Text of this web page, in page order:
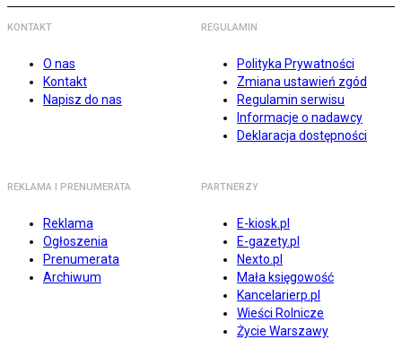
KONTAKT
O nas
Kontakt
Napisz do nas
REGULAMIN
Polityka Prywatności
Zmiana ustawień zgód
Regulamin serwisu
Informacje o nadawcy
Deklaracja dostępności
REKLAMA I PRENUMERATA
Reklama
Ogłoszenia
Prenumerata
Archiwum
PARTNERZY
E-kiosk.pl
E-gazety.pl
Nexto.pl
Mała księgowość
Kancelarierp.pl
Wieści Rolnicze
Życie Warszawy